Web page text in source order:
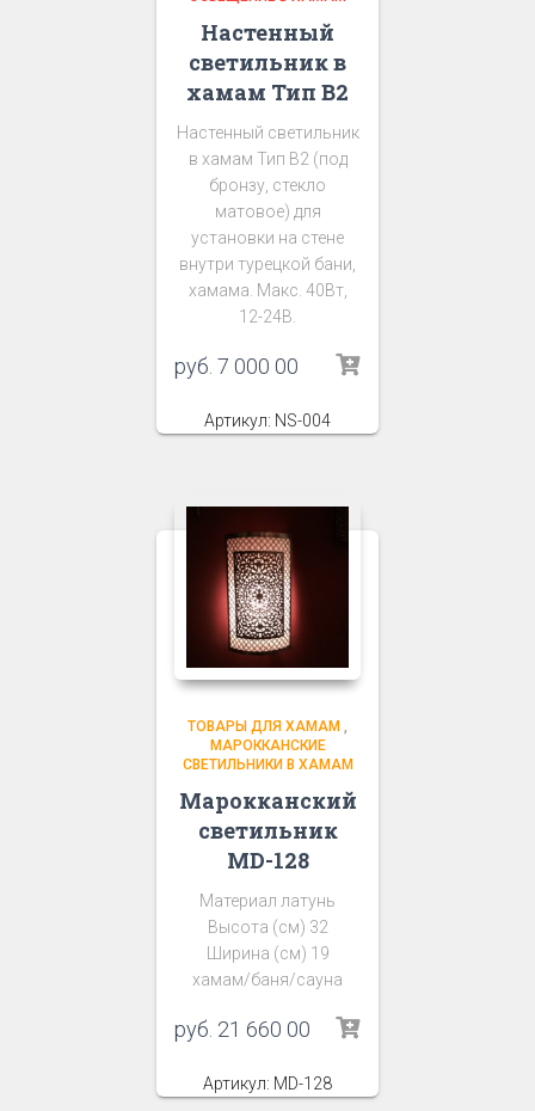
Настенный
светильник в
хамам Тип В2
Настенный светильник
в хамам Тип В2 (под
бронзу, стекло
матовое) для
установки на стене
внутри турецкой бани,
хамама. Макс. 40Вт,
12-24В.
руб. 7 000 00
Артикул: NS-004
ТОВАРЫ ДЛЯ ХАМАМ ,
МАРОККАНСКИЕ
СВЕТИЛЬНИКИ В ХАМАМ
Марокканский
светильник
MD-128
Материал латунь
Высота (см) 32
Ширина (см) 19
хамам/баня/сауна
руб. 21 660 00
Артикул: MD-128